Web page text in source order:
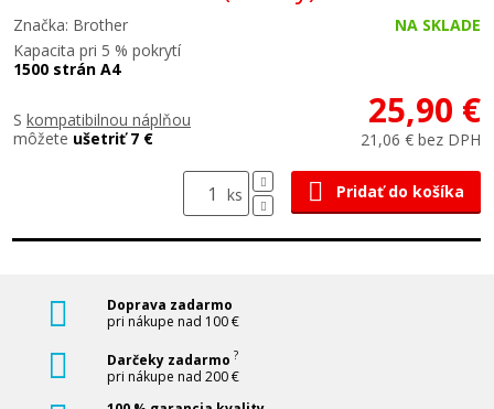
Značka: Brother
NA SKLADE
Kapacita pri 5 % pokrytí
1500 strán A4
S kompatibilnou náplňou
môžete ušetriť 7 €
25,90 €
21,06 € bez DPH
ks Pridať do košíka
Doprava zadarmo
pri nákupe nad 100 €
Darčeky zadarmo ?
pri nákupe nad 200 €